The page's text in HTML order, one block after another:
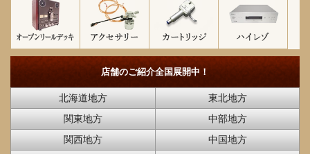
店舗のご紹介全国展開中！
北海道地方
東北地方
関東地方
中部地方
関西地方
中国地方